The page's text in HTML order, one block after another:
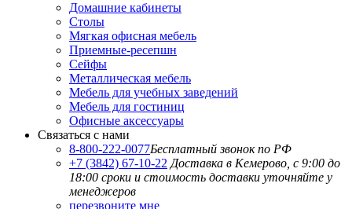
Домашние кабинеты
Столы
Мягкая офисная мебель
Приемные-ресепшн
Сейфы
Металлическая мебель
Мебель для учебных заведений
Мебель для гостиниц
Офисные аксессуары
Связаться с нами
8-800-222-0077Бесплатный звонок по РФ
+7 (3842) 67-10-22 Доставка в Кемерово, с 9:00 до
18:00 сроки и стоимость доставки уточняйте у
менеджеров
перезвоните мне